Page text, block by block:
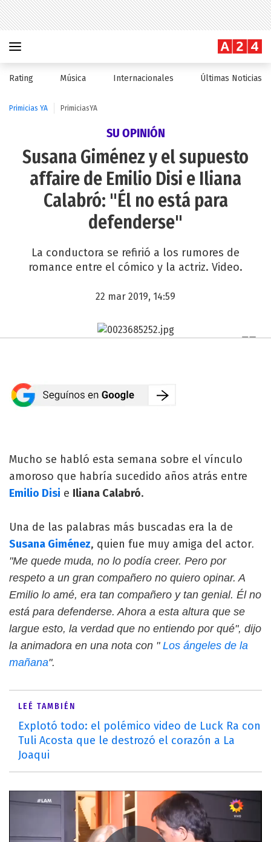
Rating Música Internacionales Últimas Noticias
Primicias YA PrimiciasYA
SU OPINIÓN
Susana Giménez y el supuesto
affaire de Emilio Disi e Iliana
Calabró: "Él no está para
defenderse"
La conductora se refirió a los rumores de
romance entre el cómico y la actriz. Video.
22 mar 2019, 14:59
Mucho se habló esta semana sobre el vínculo
amoroso que habría sucedido años atrás entre
Emilio Disi e Iliana Calabró.
Una de las palabras más buscadas era la de
Susana Giménez, quien fue muy amiga del actor.
"Me quede muda, no lo podía creer. Pero por
respeto a un gran compañero no quiero opinar. A
Emilio lo amé, era tan compañero y tan genial. Él no
está para defenderse. Ahora a esta altura que se
largue esto, la verdad que no entiendo por qué", dijo
la animadora en una nota con "Los ángeles de la
mañana".
LEÉ TAMBIÉN
Explotó todo: el polémico video de Luck Ra con
Tuli Acosta que le destrozó el corazón a La
Joaqui